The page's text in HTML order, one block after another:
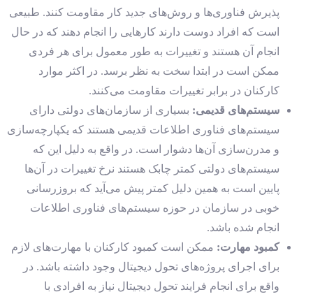
پذیرش فناوری‌ها و روش‌های جدید کار مقاومت کنند. طبیعی
است که افراد دوست دارند کارهایی را انجام دهند که در حال
انجام آن هستند و تغییرات به طور معمول برای هر فردی
ممکن است در ابتدا سخت به نظر برسد. در اکثر موارد
کارکنان در برابر تغییرات مقاومت می‌کنند.
سیستم‌های قدیمی: بسیاری از سازمان‌های دولتی دارای
سیستم‌های فناوری اطلاعات قدیمی هستند که یکپارچه‌سازی
و مدرن‌سازی آن‌ها دشوار است. در واقع به دلیل این که
سیستم‌های دولتی کمتر چابک هستند نرخ تغییرات در آن‌ها
پایین است به همین دلیل کمتر پیش می‌آید که بروزرسانی
خوبی در سازمان در حوزه سیستم‌های فناوری اطلاعات
انجام شده باشد.
کمبود مهارت: ممکن است کمبود کارکنان با مهارت‌های لازم
برای اجرای پروژه‌های تحول دیجیتال وجود داشته باشد. در
واقع برای انجام فرایند تحول دیجیتال نیاز به افرادی با